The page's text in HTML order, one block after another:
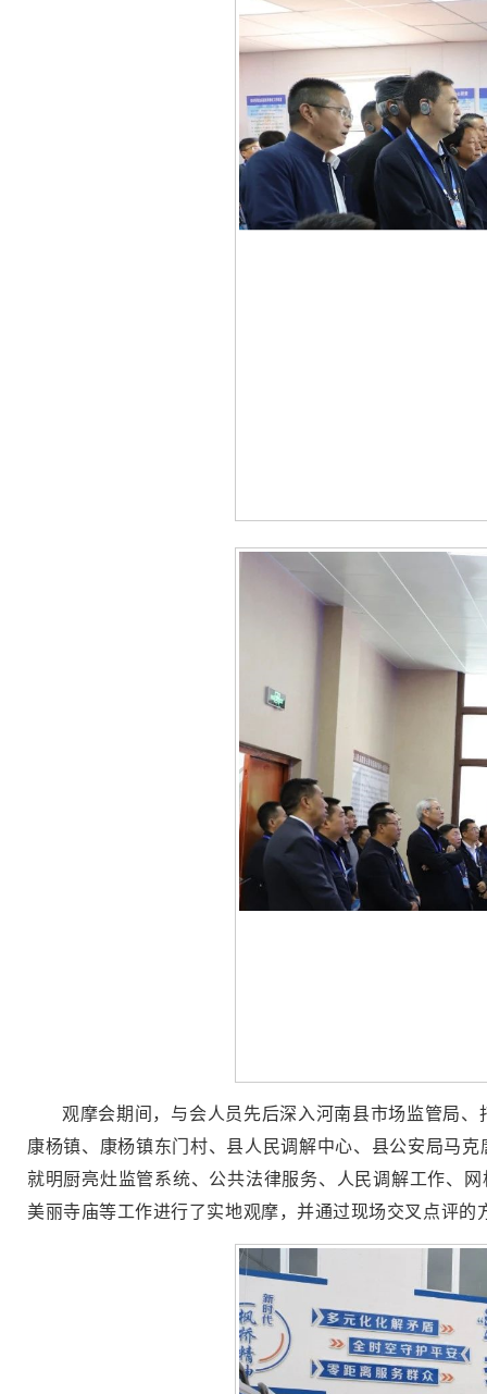
观摩会期间，与会人员先后深入河南县市场监管局
康杨镇、康杨镇东门村、县人民调解中心、县公安局马
就明厨亮灶监管系统、公共法律服务、人民调解工作、
美丽寺庙等工作进行了实地观摩，并通过现场交叉点评